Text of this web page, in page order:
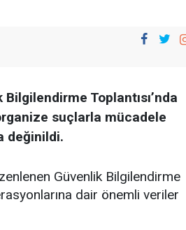
Toplantısı’nda
suçlarla mücadele
değinildi.
Güvenlik Bilgilendirme
dair önemli veriler